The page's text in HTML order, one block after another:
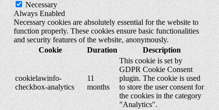
Necessary
Always Enabled
Necessary cookies are absolutely essential for the website to
function properly. These cookies ensure basic functionalities
and security features of the website, anonymously.
Cookie
Duration Description
cookielawinfo-
checkbox-analytics
11
months
This cookie is set by
GDPR Cookie Consent
plugin. The cookie is used
to store the user consent for
the cookies in the category
"Analytics".